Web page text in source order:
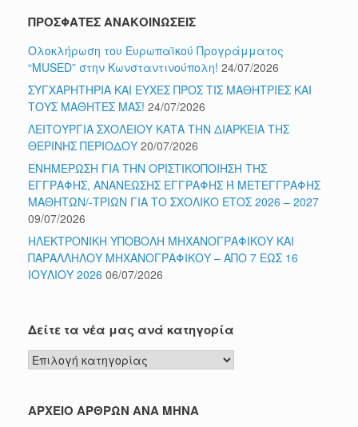
ΠΡΟΣΦΑΤΕΣ ΑΝΑΚΟΙΝΩΣΕΙΣ
Ολοκλήρωση του Ευρωπαϊκού Προγράμματος
“MUSED” στην Κωνσταντινούπολη! 24/07/2026
ΣΥΓΧΑΡΗΤΗΡΙΑ ΚΑΙ ΕΥΧΕΣ ΠΡΟΣ ΤΙΣ ΜΑΘΗΤΡΙΕΣ ΚΑΙ
ΤΟΥΣ ΜΑΘΗΤΕΣ ΜΑΣ! 24/07/2026
ΛΕΙΤΟΥΡΓΙΑ ΣΧΟΛΕΙΟΥ ΚΑΤΑ ΤΗΝ ΔΙΑΡΚΕΙΑ ΤΗΣ
ΘΕΡΙΝΗΣ ΠΕΡΙΟΔΟΥ 20/07/2026
ΕΝΗΜΕΡΩΣΗ ΓΙΑ ΤΗΝ ΟΡΙΣΤΙΚΟΠΟΙΗΣΗ ΤΗΣ
ΕΓΓΡΑΦΗΣ, ΑΝΑΝΕΩΣΗΣ ΕΓΓΡΑΦΗΣ Ή ΜΕΤΕΓΓΡΑΦΗΣ
ΜΑΘΗΤΩΝ/-ΤΡΙΩΝ ΓΙΑ ΤΟ ΣΧΟΛΙΚΟ ΕΤΟΣ 2026 – 2027
09/07/2026
ΗΛΕΚΤΡΟΝΙΚΗ ΥΠΟΒΟΛΗ ΜΗΧΑΝΟΓΡΑΦΙΚΟΥ ΚΑΙ
ΠΑΡΑΛΛΗΛΟΥ ΜΗΧΑΝΟΓΡΑΦΙΚΟΥ – ΑΠΟ 7 ΕΩΣ 16
ΙΟΥΛΙΟΥ 2026 06/07/2026
Δείτε τα νέα μας ανά κατηγορία
Δείτε
τα
μας
ΑΡΧΕΙΟ ΑΡΘΡΩΝ ΑΝΑ ΜΗΝΑ